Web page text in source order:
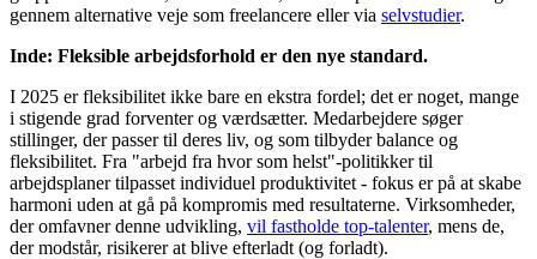
gennem alternative veje som freelancere eller via selvstudier.
Inde: Fleksible arbejdsforhold er den nye standard.
I 2025 er fleksibilitet ikke bare en ekstra fordel; det er noget, mange
i stigende grad forventer og værdsætter. Medarbejdere søger
stillinger, der passer til deres liv, og som tilbyder balance og
fleksibilitet. Fra "arbejd fra hvor som helst"-politikker til
arbejdsplaner tilpasset individuel produktivitet - fokus er på at skabe
harmoni uden at gå på kompromis med resultaterne. Virksomheder,
der omfavner denne udvikling, vil fastholde top-talenter, mens de,
der modstår, risikerer at blive efterladt (og forladt).